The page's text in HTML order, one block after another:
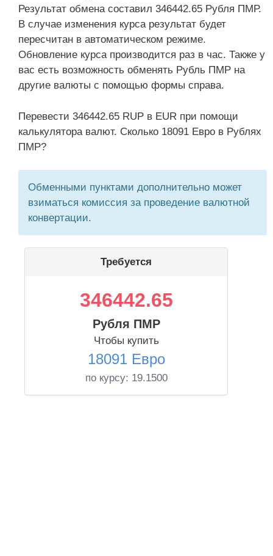
Результат обмена составил 346442.65 Рубля ПМР.
В случае изменения курса результат будет
пересчитан в автоматическом режиме.
Обновление курса производится раз в час. Также у
вас есть возможность обменять Рубль ПМР на
другие валюты с помощью формы справа.
Перевести 346442.65 RUP в EUR при помощи
калькулятора валют. Сколько 18091 Евро в Рублях
ПМР?
Обменными пунктами дополнительно может
взиматься комиссия за проведение валютной
конвертации.
Требуется
346442.65
Рубля ПМР
Чтобы купить
18091 Евро
по курсу: 19.1500